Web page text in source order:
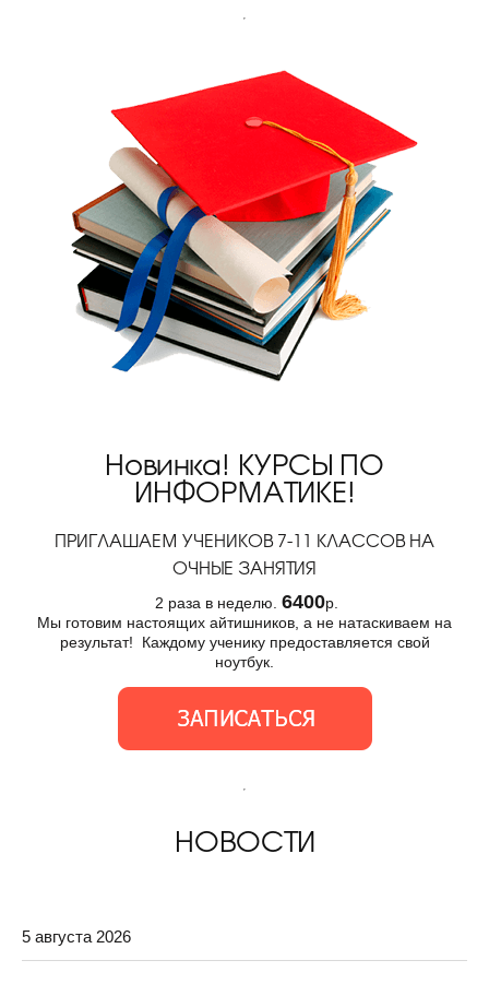
Новинка! КУРСЫ ПО
ИНФОРМАТИКЕ!
ПРИГЛАШАЕМ УЧЕНИКОВ 7-11 КЛАССОВ НА
ОЧНЫЕ ЗАНЯТИЯ
2 раза в неделю. 6400р.
Мы готовим настоящих айтишников, а не натаскиваем на
результат! Каждому ученику предоставляется свой
ноутбук.
НОВОСТИ
5 августа 2026